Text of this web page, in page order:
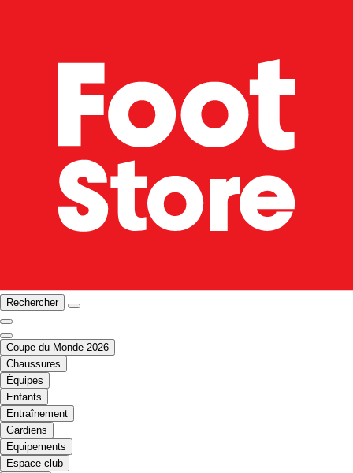
Rechercher
Coupe du Monde 2026
Chaussures
Équipes
Enfants
Entraînement
Gardiens
Equipements
Espace club